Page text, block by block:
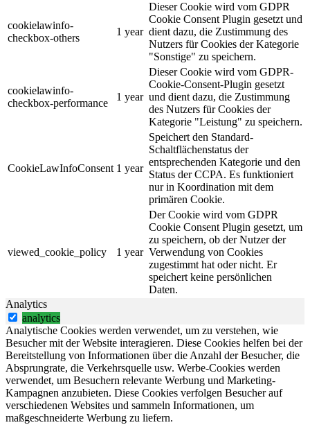
cookielawinfo-
checkbox-others
1 year
Dieser Cookie wird vom GDPR
Cookie Consent Plugin gesetzt und
dient dazu, die Zustimmung des
Nutzers für Cookies der Kategorie
"Sonstige" zu speichern.
cookielawinfo-
checkbox-performance
1 year
Dieser Cookie wird vom GDPR-
Cookie-Consent-Plugin gesetzt
und dient dazu, die Zustimmung
des Nutzers für Cookies der
Kategorie "Leistung" zu speichern.
CookieLawInfoConsent 1 year
Speichert den Standard-
Schaltflächenstatus der
entsprechenden Kategorie und den
Status der CCPA. Es funktioniert
nur in Koordination mit dem
primären Cookie.
viewed_cookie_policy 1 year
Der Cookie wird vom GDPR
Cookie Consent Plugin gesetzt, um
zu speichern, ob der Nutzer der
Verwendung von Cookies
zugestimmt hat oder nicht. Er
speichert keine persönlichen
Daten.
Analytics
analytics
Analytische Cookies werden verwendet, um zu verstehen, wie
Besucher mit der Website interagieren. Diese Cookies helfen bei der
Bereitstellung von Informationen über die Anzahl der Besucher, die
Absprungrate, die Verkehrsquelle usw. Werbe-Cookies werden
verwendet, um Besuchern relevante Werbung und Marketing-
Kampagnen anzubieten. Diese Cookies verfolgen Besucher auf
verschiedenen Websites und sammeln Informationen, um
maßgeschneiderte Werbung zu liefern.